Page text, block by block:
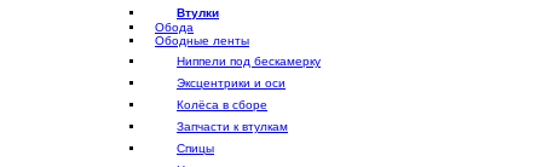
Втулки
Обода
Ободные ленты
Ниппели под бескамерку
Эксцентрики и оси
Колёса в сборе
Запчасти к втулкам
Спицы